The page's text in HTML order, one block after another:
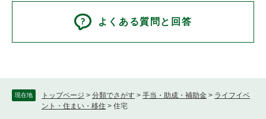
現在地 トップページ > 分類でさがす > 手当・助成・補助金 > ライフイベ
ント・住まい・移住 > 住宅
よくある質問と回答